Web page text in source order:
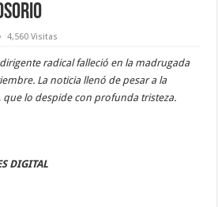
4,560 Visitas
radical falleció en la madrugada
La noticia llenó de pesar a la
lo despide con profunda tristeza.
DIGITAL